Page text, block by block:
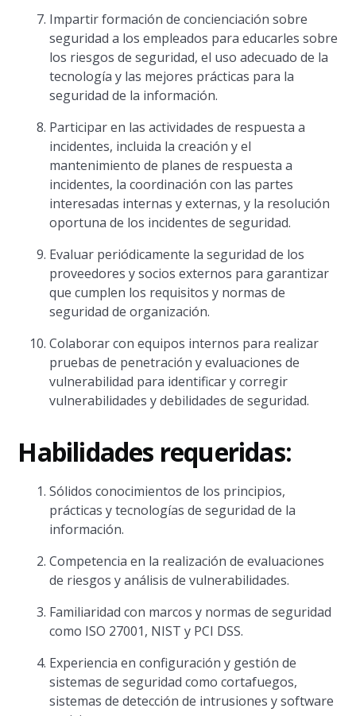
Impartir formación de concienciación sobre
seguridad a los empleados para educarles sobre
los riesgos de seguridad, el uso adecuado de la
tecnología y las mejores prácticas para la
seguridad de la información.
Participar en las actividades de respuesta a
incidentes, incluida la creación y el
mantenimiento de planes de respuesta a
incidentes, la coordinación con las partes
interesadas internas y externas, y la resolución
oportuna de los incidentes de seguridad.
Evaluar periódicamente la seguridad de los
proveedores y socios externos para garantizar
que cumplen los requisitos y normas de
seguridad de organización.
Colaborar con equipos internos para realizar
pruebas de penetración y evaluaciones de
vulnerabilidad para identificar y corregir
vulnerabilidades y debilidades de seguridad.
Habilidades requeridas:
Sólidos conocimientos de los principios,
prácticas y tecnologías de seguridad de la
información.
Competencia en la realización de evaluaciones
de riesgos y análisis de vulnerabilidades.
Familiaridad con marcos y normas de seguridad
como ISO 27001, NIST y PCI DSS.
Experiencia en configuración y gestión de
sistemas de seguridad como cortafuegos,
sistemas de detección de intrusiones y software